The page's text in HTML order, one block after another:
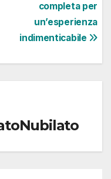
completa per
un’esperienza
indimenticabile